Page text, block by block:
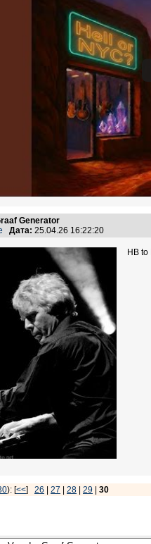
Generator
Дата: 25.04.26 16:22:20
HB to
): [<<] 26 27 28 29
30